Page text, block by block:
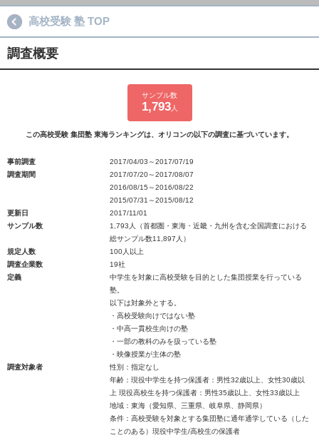
高校受験 塾 TOP
調査概要
サンプル数
1,793人
この高校受験 集団塾 東海ランキングは、オリコンの以下の調査に基づいています。
事前調査
2017/04/03～2017/07/19
調査期間
2017/07/20～2017/08/07
2016/08/15～2016/08/22
2015/07/31～2015/08/12
更新日
2017/11/01
サンプル数
1,793人（首都圏・東海・近畿・九州を含む全国調査における
総サンプル数11,897人）
規定人数
100人以上
調査企業数
19社
定義
中学生を対象に高校受験を目的とした集団授業を行っている
塾。
以下は対象外とする。
・高校受験向けではない塾
・中高一貫校生向けの塾
・一部の教科のみを扱っている塾
・映像授業が主体の塾
調査対象者
性別：指定なし
年齢：現役中学生を持つ保護者：男性32歳以上、女性30歳以
上 現役高校生を持つ保護者：男性35歳以上、女性33歳以上
地域：東海（愛知県、三重県、岐阜県、静岡県）
条件：高校受験を対象とする集団塾に通年通学している（した
ことのある）現役中学生/高校生の保護者